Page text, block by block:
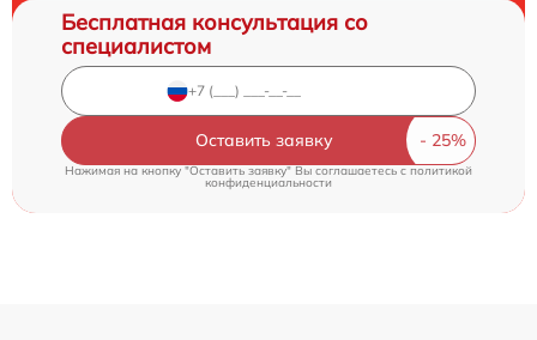
Бесплатная консультация со
специалистом
Оставить заявку
Нажимая на кнопку "Оставить заявку" Вы соглашаетесь cполитикой
конфиденциальности